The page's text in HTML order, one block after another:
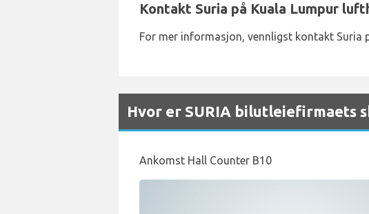
Kontakt Suria på Kuala Lumpur
For mer informasjon, vennligst kontakt Suria
Hvor er SURIA bilutleiefirmaets
Ankomst Hall Counter B10